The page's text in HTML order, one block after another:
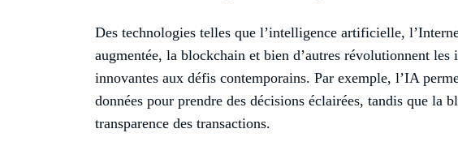
Des technologies telles que l’intelligence artificielle,
augmentée, la blockchain et bien d’autres révolutionnent
innovantes aux défis contemporains. Par exemple, l’IA
données pour prendre des décisions éclairées, tandis que la
transparence des transactions.